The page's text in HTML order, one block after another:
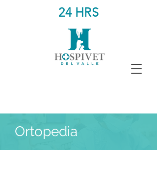
24 HRS
Ortopedia